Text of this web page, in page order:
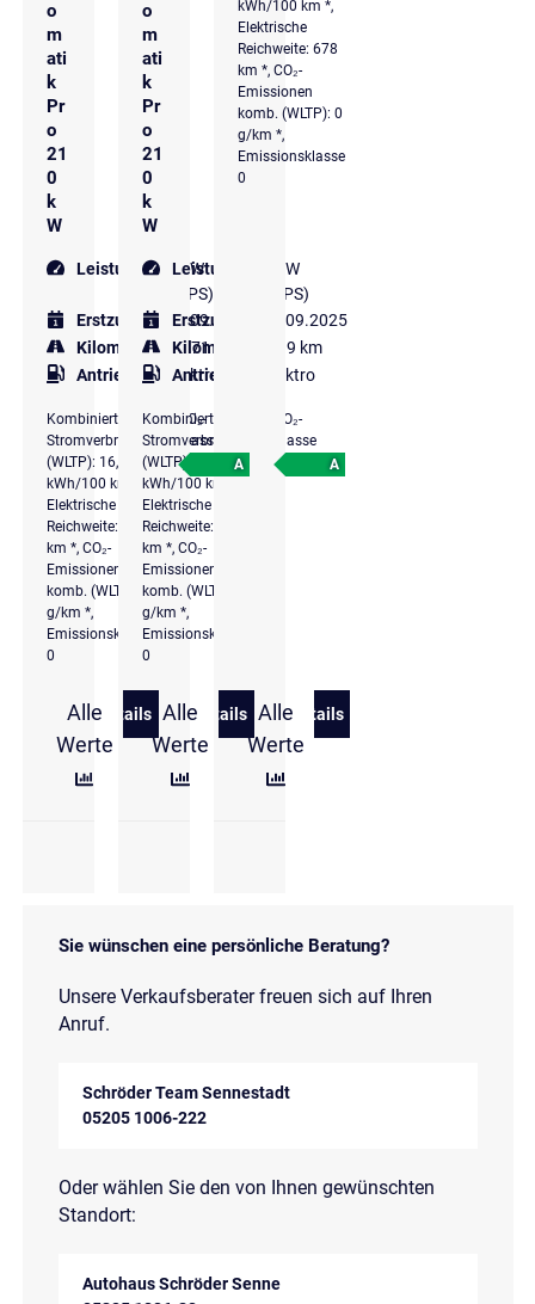
o
m
ati
k
Pr
o
21
0
k
W
Leistung 210 kW
(286 PS)
Erstzulassung 09.2025
Kilometer 28.971 km
Antriebsart
Elektro
Kombinierter
Stromverbrauch
(WLTP): 16,3
kWh/100 km *,
Elektrische
Reichweite: 537
km *, CO₂-
Emissionen
komb. (WLTP): 0
g/km *,
Emissionsklasse
0
CO₂-
Klasse
A
Alle
Werte
Details
zu Volkswagen ID.7 Tourer Pro 210 kW (286 PS) 77
o
m
ati
k
Pr
o
21
0
k
W
Leistung
210 kW
(286 PS)
Erstzulassung
09.2025
Kilometer
8.119 km
Antriebsart
Elektro
Kombinierter
Stromverbrauch
(WLTP): 15,3
kWh/100 km *,
Elektrische
Reichweite: 574
km *, CO₂-
Emissionen
komb. (WLTP): 0
g/km *,
Emissionsklasse
0
CO₂-
Klasse
A
Alle
Werte
Details
zu Volkswagen ID.7 Tourer Pro 210 kW
kWh/100 km *,
Elektrische
Reichweite: 678
km *, CO₂-
Emissionen
komb. (WLTP): 0
g/km *,
Emissionsklasse
0
Alle
Werte
Details
zu Volkswagen ID.7 Tourer
Sie wünschen eine persönliche Beratung?
Unsere Verkaufsberater freuen sich auf Ihren
Anruf.
Schröder Team Sennestadt
05205 1006-222
Oder wählen Sie den von Ihnen gewünschten
Standort:
Autohaus Schröder Senne